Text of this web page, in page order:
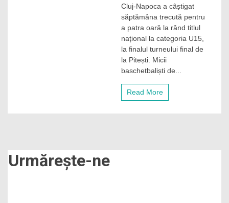
micilor
campioni
naționali
U15
ai
U-
Cluj-
Cluj-Napoca a câștigat
săptămâna trecută pentru
a patra oară la rând titlul
național la categoria U15,
la finalul turneului final de
la Pitești. Micii
baschetbaliști de...
Read More
Urmărește-ne